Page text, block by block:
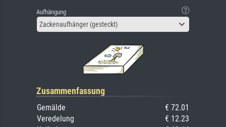
Aufhängung
Zackenaufhänger (gesteckt)
Zusammenfassung
Gemälde
€ 72.01
Veredelung
€ 12.23